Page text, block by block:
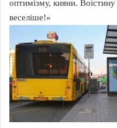
оптимізму, кияни.
веселіше!»